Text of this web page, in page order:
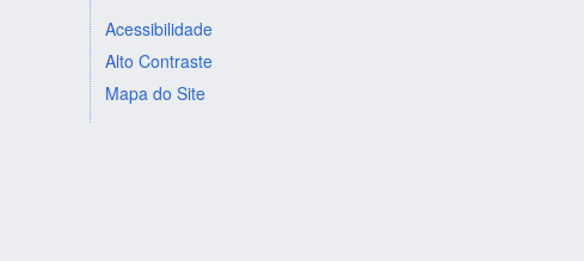
Acessibilidade
Alto Contraste
Mapa do Site